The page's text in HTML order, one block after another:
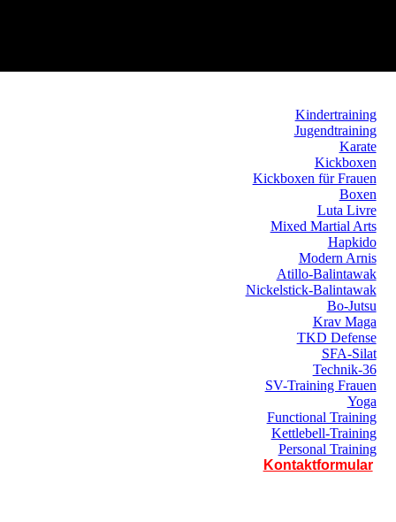
Kindertraining
Jugendtraining
Karate
Kickboxen
Kickboxen für Frauen
Boxen
Luta Livre
Mixed Martial Arts
Hapkido
Modern Arnis
Atillo-Balintawak
Nickelstick-Balintawak
Bo-Jutsu
Krav Maga
TKD Defense
SFA-Silat
Technik-36
SV-Training Frauen
Yoga
Functional Training
Kettlebell-Training
Personal Training
Kontaktformular